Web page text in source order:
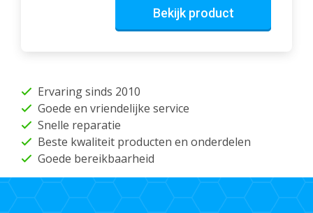
Bekijk product
Ervaring sinds 2010
Goede en vriendelijke service
Snelle reparatie
Beste kwaliteit producten en onderdelen
Goede bereikbaarheid